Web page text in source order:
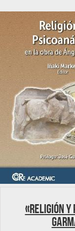
«Religión